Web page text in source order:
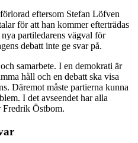
eftersom Stefan Löfven
för att han kommer efterträdas
partiledarens vägval för
debatt inte ge svar på.
samarbete. I en demokrati är
håll och en debatt ska visa
Däremot måste partierna kunna
I det avseendet har alla
Fredrik Östbom.